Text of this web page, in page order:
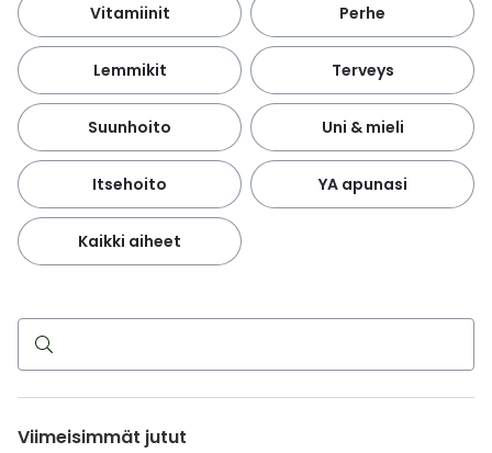
Vitamiinit Perhe
Lemmikit Terveys
Suunhoito Uni & mieli
Itsehoito YA apunasi
Kaikki aiheet
Haku
Viimeisimmät jutut